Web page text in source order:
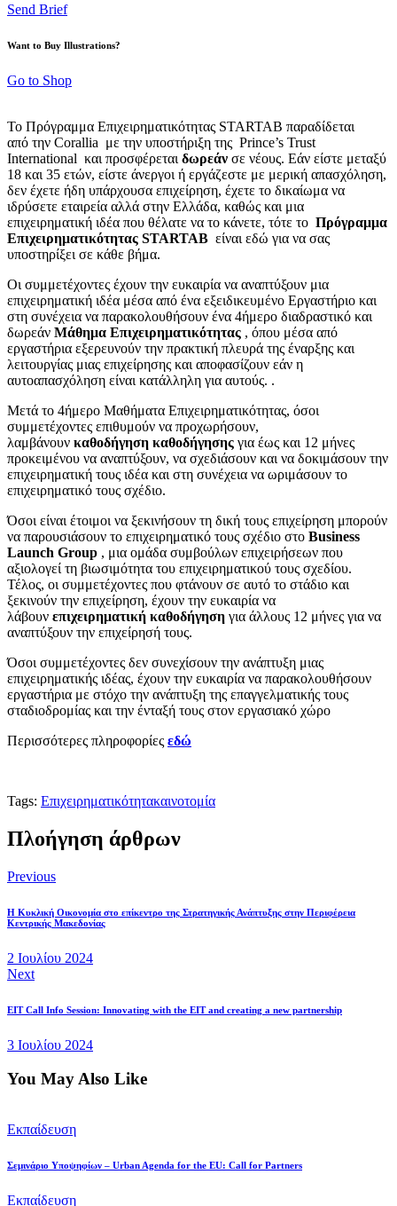
Send Brief
Want to Buy Illustrations?
Go to Shop
Το Πρόγραμμα Επιχειρηματικότητας STARTAB παραδίδεται
από την Corallia με την υποστήριξη της Prince’s Trust
International και προσφέρεται δωρεάν σε νέους. Εάν είστε μεταξύ
18 και 35 ετών, είστε άνεργοι ή εργάζεστε με μερική απασχόληση,
δεν έχετε ήδη υπάρχουσα επιχείρηση, έχετε το δικαίωμα να
ιδρύσετε εταιρεία αλλά στην Ελλάδα, καθώς και μια
επιχειρηματική ιδέα που θέλατε να το κάνετε, τότε το Πρόγραμμα
Επιχειρηματικότητας STARTAB είναι εδώ για να σας
υποστηρίξει σε κάθε βήμα.
Οι συμμετέχοντες έχουν την ευκαιρία να αναπτύξουν μια
επιχειρηματική ιδέα μέσα από ένα εξειδικευμένο Εργαστήριο και
στη συνέχεια να παρακολουθήσουν ένα 4ήμερο διαδραστικό και
δωρεάν Μάθημα Επιχειρηματικότητας , όπου μέσα από
εργαστήρια εξερευνούν την πρακτική πλευρά της έναρξης και
λειτουργίας μιας επιχείρησης και αποφασίζουν εάν η
αυτοαπασχόληση είναι κατάλληλη για αυτούς. .
Μετά το 4ήμερο Μαθήματα Επιχειρηματικότητας, όσοι
συμμετέχοντες επιθυμούν να προχωρήσουν,
λαμβάνουν καθοδήγηση καθοδήγησης για έως και 12 μήνες
προκειμένου να αναπτύξουν, να σχεδιάσουν και να δοκιμάσουν την
επιχειρηματική τους ιδέα και στη συνέχεια να ωριμάσουν το
επιχειρηματικό τους σχέδιο.
Όσοι είναι έτοιμοι να ξεκινήσουν τη δική τους επιχείρηση μπορούν
να παρουσιάσουν το επιχειρηματικό τους σχέδιο στο Business
Launch Group , μια ομάδα συμβούλων επιχειρήσεων που
αξιολογεί τη βιωσιμότητα του επιχειρηματικού τους σχεδίου.
Τέλος, οι συμμετέχοντες που φτάνουν σε αυτό το στάδιο και
ξεκινούν την επιχείρηση, έχουν την ευκαιρία να
λάβουν επιχειρηματική καθοδήγηση για άλλους 12 μήνες για να
αναπτύξουν την επιχείρησή τους.
Όσοι συμμετέχοντες δεν συνεχίσουν την ανάπτυξη μιας
επιχειρηματικής ιδέας, έχουν την ευκαιρία να παρακολουθήσουν
εργαστήρια με στόχο την ανάπτυξη της επαγγελματικής τους
σταδιοδρομίας και την ένταξή τους στον εργασιακό χώρο
Περισσότερες πληροφορίες εδώ
Tags: Επιχειρηματικότητακαινοτομία
Πλοήγηση άρθρων
Previous
Η Κυκλική Οικονομία στο επίκεντρο της Στρατηγικής Ανάπτυξης στην Περιφέρεια
Κεντρικής Μακεδονίας
2 Ιουλίου 2024
Next
EIT Call Info Session: Innovating with the EIT and creating a new partnership
3 Ιουλίου 2024
You May Also Like
Εκπαίδευση
Σεμινάριο Υποψηφίων – Urban Agenda for the EU: Call for Partners
Εκπαίδευση